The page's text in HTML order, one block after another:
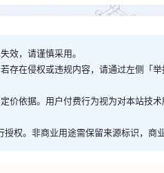
效，请谨慎采用。
存在侵权或违规内容，请通过左侧「
价依据。用户付费行为视为对本站技
授权。非商业用途需保留来源标识，商